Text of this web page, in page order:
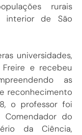
rurais
interior de São
universidades,
e recebeu
as
reconhecimento
o professor foi
do
da Ciência,